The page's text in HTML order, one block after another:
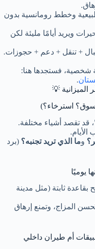
وخطط رومانسية بدون
ويريد أيامًا مليئة لكن
+ تنقل + دعم + حجوزات.
شخصية، فستجدها هنا:
.
قد تقصد أشياء مختلفة.
الأيام.
وما الذي تريد تجنبه؟ (برد
بقاعدة ثابتة (مثل مدينة
المزاج، وتمنع إرهاق